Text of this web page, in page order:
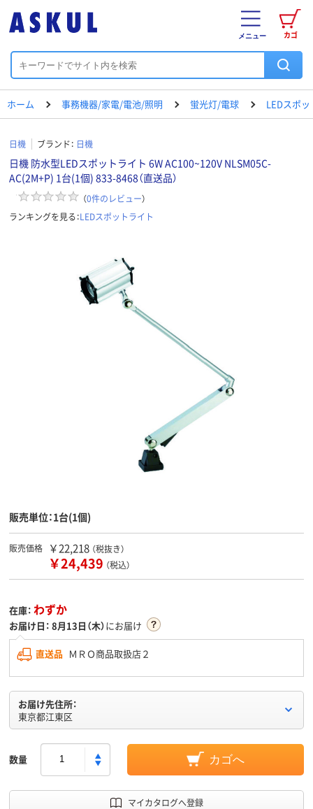
カゴ
メニュー
ホーム 事務機器/家電/電池/照明 蛍光灯/電球 LEDスポ
日機 ブランド： 日機
日機 防水型LEDスポットライト 6W AC100~120V NLSM05C-
AC(2M+P) 1台(1個) 833-8468（直送品）
（0件のレビュー）
ランキングを見る：LEDスポットライト
販売単位：1台(1個)
販売価格 ￥22,218 （税抜き）
￥24,439 （税込）
在庫： わずか
お届け日： 8月13日（木）にお届け
直送品 ＭＲＯ商品取扱店２
お届け先住所：
東京都江東区
数量 カゴへ
マイカタログへ登録